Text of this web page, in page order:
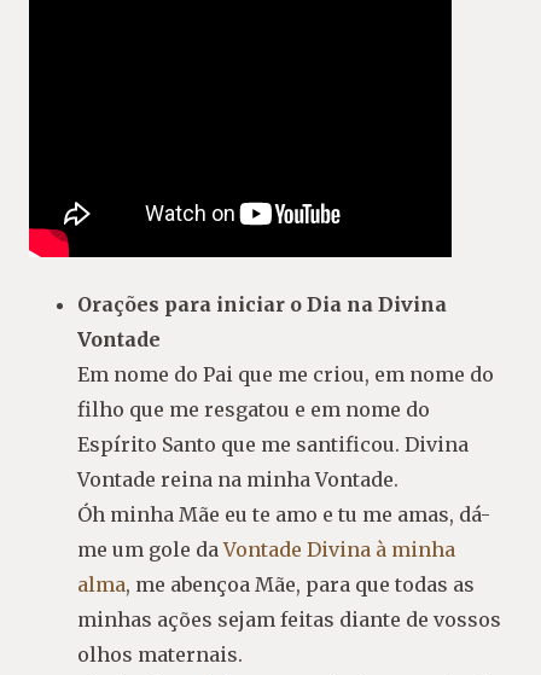
Orações para iniciar o Dia na Divina
Vontade
Em nome do Pai que me criou, em nome do
filho que me resgatou e em nome do
Espírito Santo que me santificou. Divina
Vontade reina na minha Vontade.
Óh minha Mãe eu te amo e tu me amas, dá-
me um gole daVontade Divina à minha
alma, me abençoa Mãe, para que todas as
minhas ações sejam feitas diante de vossos
olhos maternais.